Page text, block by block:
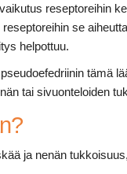
reseptoreihin
se
helpottuu.
tämä
tai sivuonteloiden
ja nenän